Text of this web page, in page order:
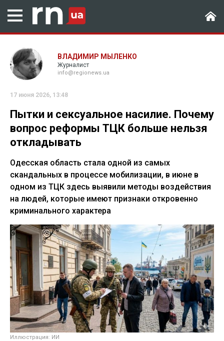
ВЛАДИМИР МЫЛЕНКО
Журналист
info@regionews.ua
17 июня 2026, 13:48
Пытки и сексуальное насилие. Почему
вопрос реформы ТЦК больше нельзя
откладывать
Одесская область стала одной из самых
скандальных в процессе мобилизации, в июне в
одном из ТЦК здесь выявили методы воздействия
на людей, которые имеют признаки откровенно
криминального характера
Иллюстрация: ИИ